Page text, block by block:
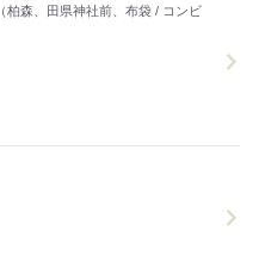
（柏森、田県神社前、布袋 / コンビ